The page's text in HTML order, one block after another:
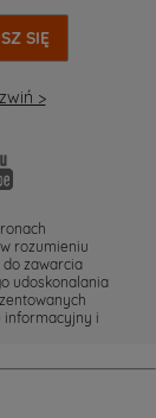
>
rozumieniu
do zawarcia
udoskonalania
informacyjny i